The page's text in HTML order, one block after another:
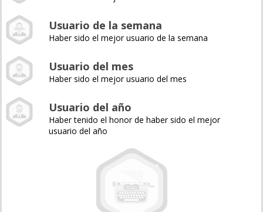
Usuario de la semana
Haber sido el mejor usuario de la semana
Usuario del mes
Haber sido el mejor usuario del mes
Usuario del año
Haber tenido el honor de haber sido el mejor
usuario del año